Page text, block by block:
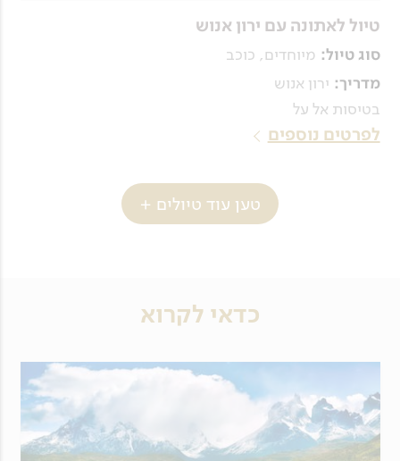
טיול לאתונה עם ירון אנוש
סוג טיול: מיוחדים, כוכב
מדריך: ירון אנוש
בטיסות אל על
לפרטים נוספים
טען עוד טיולים +
כדאי לקרוא